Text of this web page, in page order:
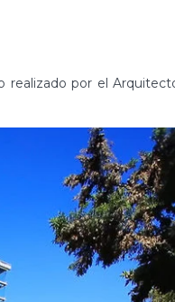
realizado por el